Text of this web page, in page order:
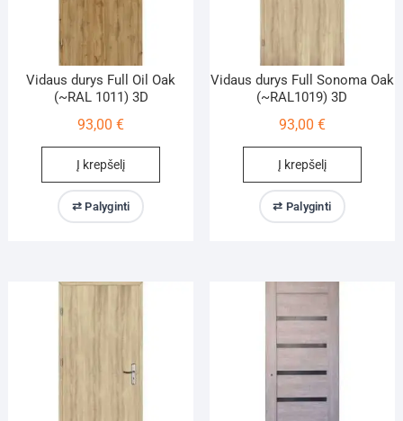
Vidaus durys Full Oil Oak
(~RAL 1011) 3D
93,00€
Į krepšelį
⇄ Palyginti
Vidaus durys Full Sonoma Oak
(~RAL1019) 3D
93,00 €
Į krepšelį
⇄ Palyginti